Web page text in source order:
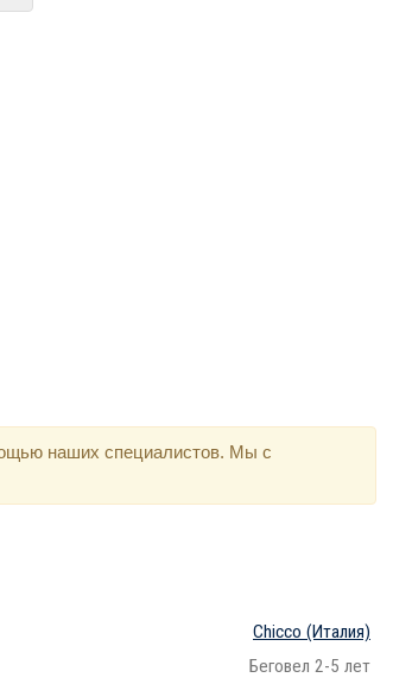
наших специалистов. Мы с
Chicco (Италия)
Беговел 2-5 лет